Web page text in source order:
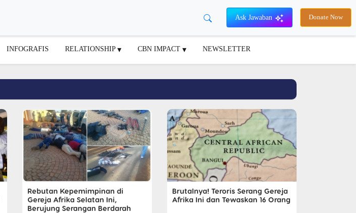
Ask Jawaban Donate Now
INFOGRAFIS RELATIONSHIP CBN IMPACT NEWSLETTER
Rebutan Kepemimpinan di
Gereja Afrika Selatan Ini,
Berujung Serangan Berdarah
Brutalnya! Teroris Serang Gereja
Afrika Ini dan Tewaskan 16 Orang